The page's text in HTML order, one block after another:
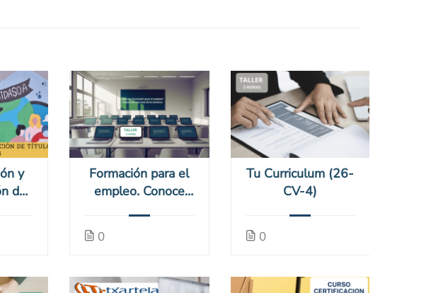
y
de
Formación para el
empleo. Conoce
0
Tu Curriculum (26-
CV-4)
0